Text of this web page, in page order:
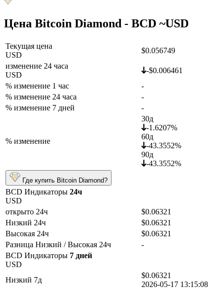
Цена Bitcoin Diamond - BCD ~USD
Текущая цена
USD
$0.056749
изменение 24 часа
USD
-$0.006461
% изменение 1 час
-
% изменение 24 часа
-
% изменение 7 дней
-
% изменение
30д
-1.6207%
60д
-43.3552%
90д
-43.3552%
Где купить Bitcoin Diamond?
BCD Индикаторы 24ч
USD
открыто 24ч
$0.06321
Низкий 24ч
$0.06321
Высокая 24ч
$0.06321
Разница Низкий / Высокая 24ч
-
BCD Индикаторы 7 дней
USD
Низкий 7д
$0.06321
2026-05-17 13:15:08